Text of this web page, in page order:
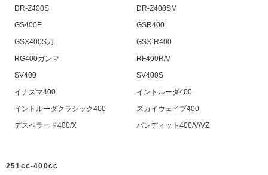
DR-Z400S
DR-Z400SM
GS400E
GSR400
GSX400S刀
GSX-R400
RG400ガンマ
RF400R/V
SV400
SV400S
イナズマ400
イントルーダ400
イントルーダクラシック400
スカイウェイブ400
デスペラード400/X
バンディット400/V/VZ
251cc-400cc